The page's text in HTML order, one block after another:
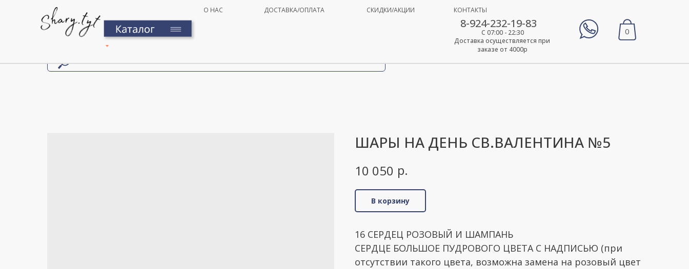
О НАС СКИДКИ/АКЦИИ
ДОСТАВКА/ОПЛАТА КОНТАКТЫ
8-924-232-19-83
Доставка осуществляется при
заказе от 4000р
С 07:00 - 22:30 0
ШАРЫ НА ДЕНЬ СВ.ВАЛЕНТИНА №5
10 050 р.
В корзину
16 СЕРДЕЦ РОЗОВЫЙ И ШАМПАНЬ
СЕРДЦЕ БОЛЬШОЕ ПУДРОВОГО ЦВЕТА С НАДПИСЬЮ (при
отсутствии такого цвета, возможна замена на розовый цвет